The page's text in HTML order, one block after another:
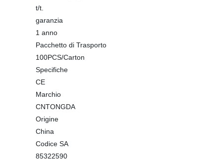
t/t.
garanzia
1 anno
Pacchetto di Trasporto
100PCS/Carton
Specifiche
CE
Marchio
CNTONGDA
Origine
China
Codice SA
85322590